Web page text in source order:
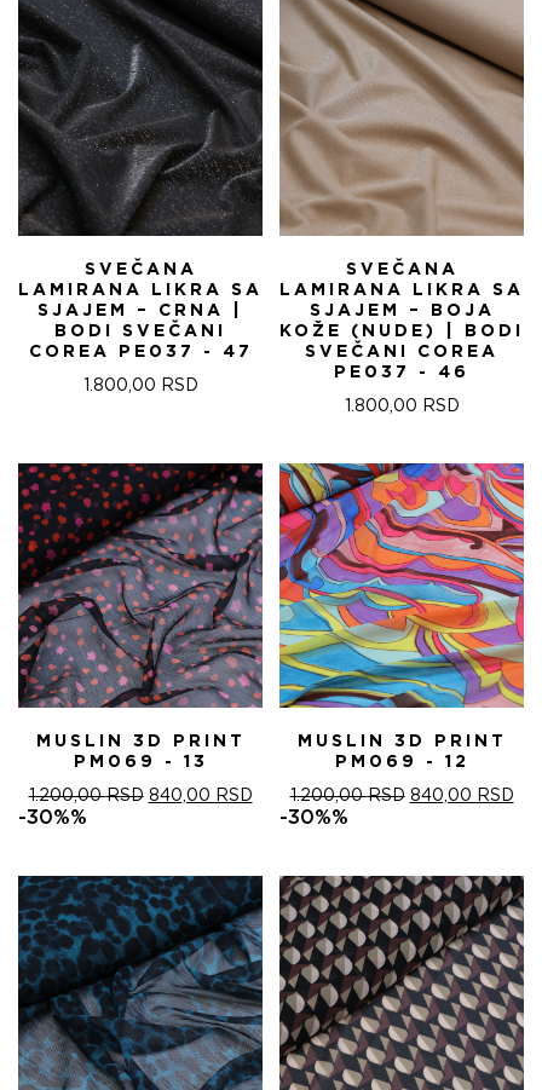
SVEČANA
LAMIRANA LIKRA SA
SJAJEM – CRNA |
BODI SVEČANI
COREA PE037 - 47
1.800,00 RSD
SVEČANA
LAMIRANA LIKRA SA
SJAJEM – BOJA
KOŽE (NUDE) | BODI
SVEČANI COREA
PE037 - 46
1.800,00 RSD
MUSLIN 3D PRINT
PM069 - 13
1.200,00RSD ОРИГИНАЛНА
1.200,00 RSD.
840,00 RSDТРЕНУТНА
ЦЕНА
-30%%
MUSLIN 3D PRINT
PM069 - 12
1.200,00RSD ОРИГИНАЛНА
1.200,00 RSD.
840,00 RSD
-30%%